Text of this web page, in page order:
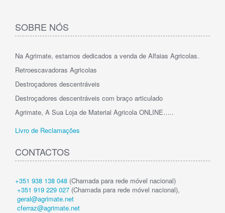
SOBRE NÓS
Na Agrimate, estamos dedicados a venda de Alfaias Agricolas.
Retroescavadoras Agricolas
Destroçadores descentráveis
Destroçadores descentráveis com braço articulado
Agrimate, A Sua Loja de Material Agricola ONLINE…..
Livro de Reclamações
CONTACTOS
+351 938 138 048 (Chamada para rede móvel nacional)
+351 919 229 027 (Chamada para rede móvel nacional),
geral@agrimate.net
cferraz@agrimate.net